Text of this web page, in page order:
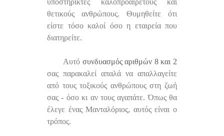
υποστηρικτές καλοπροαίρετους και
θετικούς ανθρώπους. Θυμηθείτε ότι
είστε τόσο καλοί όσο η εταιρεία που
διατηρείτε.
Αυτό συνδυασμός αριθμών 8 και 2
σας παρακαλεί απαλά να απαλλαγείτε
από τους τοξικούς ανθρώπους στη ζωή
σας - όσο κι αν τους αγαπάτε. Όπως θα
έλεγε ένας Μανταλόριος, αυτός είναι ο
τρόπος.